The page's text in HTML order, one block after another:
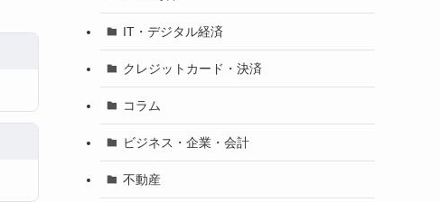
IT・デジタル経済
クレジットカード・決済
コラム
ビジネス・企業・会計
不動産